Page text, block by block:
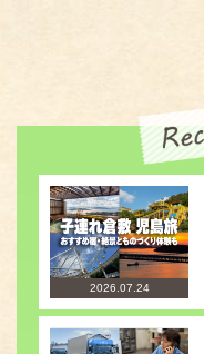
2026.07.24